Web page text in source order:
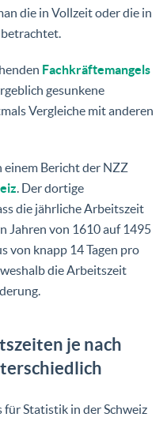
die in Vollzeit oder die in
Fachkräftemangels
gesunkene
Vergleiche mit anderen
einem Bericht der NZZ
. Der dortige
die jährliche Arbeitszeit
Jahren von 1610 auf 1495
von knapp 14 Tagen pro
die Arbeitszeit
je nach
Statistik in der Schweiz